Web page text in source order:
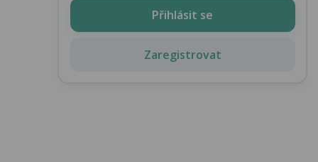
Přihlásit se
Zaregistrovat